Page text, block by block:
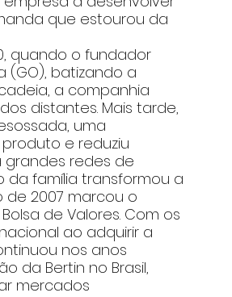
que estourou da
quando o fundador
(GO), batizando a
a companhia
distantes. Mais tarde,
uma
e reduziu
redes de
família transformou a
de 2007 marcou o
de Valores. Com os
ao adquirir a
nos anos
da Bertin no Brasil,
mercados